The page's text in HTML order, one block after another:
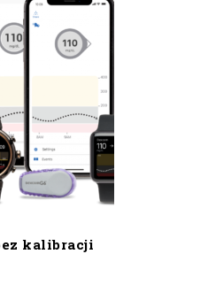
kalibracji